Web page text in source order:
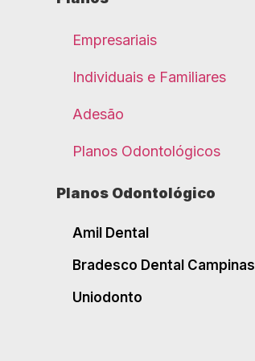
Empresariais
Individuais e Familiares
Adesão
Planos Odontológicos
Planos Odontológico
Amil Dental
Bradesco Dental Campinas
Uniodonto